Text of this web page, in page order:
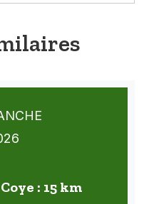
: 15 km